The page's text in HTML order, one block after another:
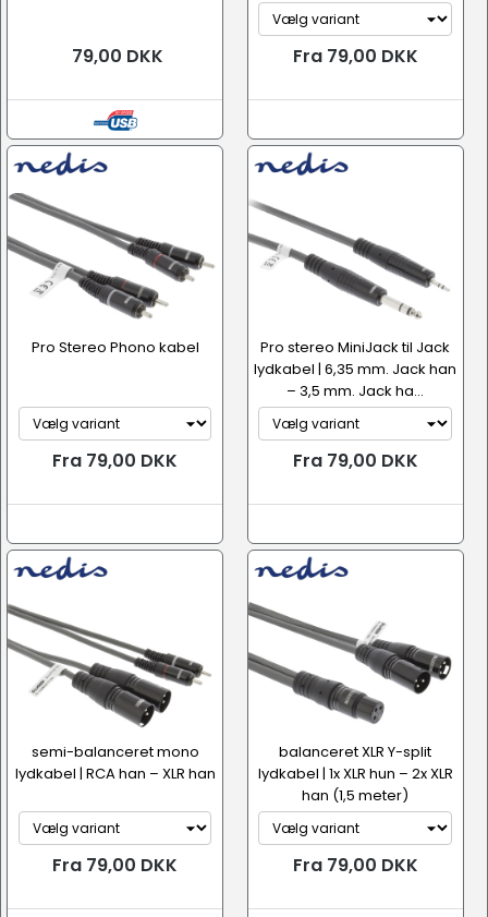
79,00 DKK Fra 79,00 DKK
Pro Stereo Phono kabel
Fra 79,00 DKK
Pro stereo MiniJack til Jack
lydkabel | 6,35 mm. Jack han
– 3,5 mm. Jack ha...
Fra 79,00 DKK
semi-balanceret mono
lydkabel | RCA han – XLR han
Fra 79,00 DKK
balanceret XLR Y-split
lydkabel | 1x XLR hun – 2x XLR
han (1,5 meter)
Fra 79,00 DKK